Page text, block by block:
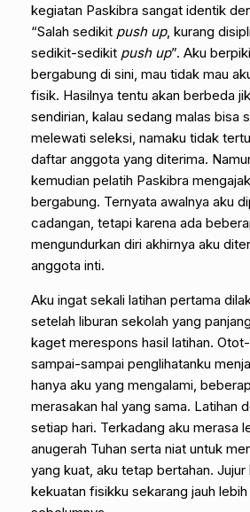
kegiatan Paskibra sangat identik
“Salah sedikit push up, kurang
sedikit-sedikit push up”. Aku
bergabung di sini, mau tidak mau
fisik. Hasilnya tentu akan berbeda
sendirian, kalau sedang malas bisa
melewati seleksi, namaku tidak
daftar anggota yang diterima.
kemudian pelatih Paskibra
bergabung. Ternyata awalnya aku
cadangan, tetapi karena ada
mengundurkan diri akhirnya aku
anggota inti.
Aku ingat sekali latihan pertama
setelah liburan sekolah yang
kaget merespons hasil latihan.
sampai-sampai penglihatanku
hanya aku yang mengalami,
merasakan hal yang sama. Latihan
setiap hari. Terkadang aku merasa
anugerah Tuhan serta niat untuk
yang kuat, aku tetap bertahan. Jujur
kekuatan fisikku sekarang jauh